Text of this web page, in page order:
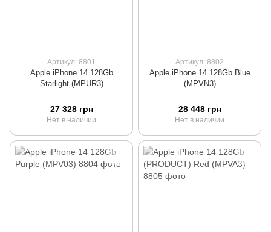
Артикул: 8801
Apple iPhone 14 128Gb
Starlight (MPUR3)
27 328 грн
Нет в наличии
Артикул: 8802
Apple iPhone 14 128Gb Blue
(MPVN3)
28 448 грн
Нет в наличии